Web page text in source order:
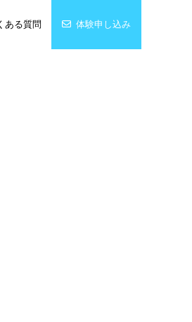
ある質問 体験申し込み